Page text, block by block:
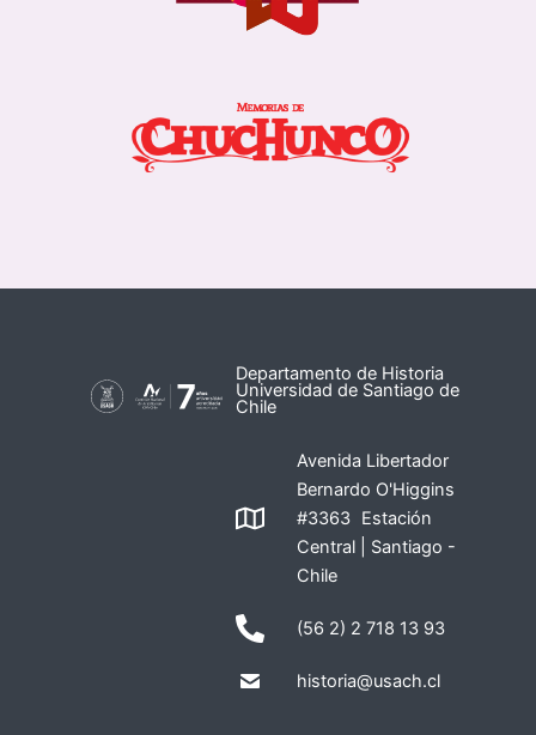
Departamento de Historia
Universidad de Santiago de
Chile
Avenida Libertador
Bernardo O'Higgins
#3363 Estación
Central | Santiago -
Chile
(56 2) 2 718 13 93
historia@usach.cl